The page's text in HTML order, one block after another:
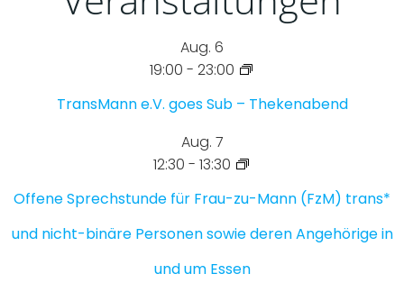
Aug. 6
19:00 - 23:00
TransMann e.V. goes Sub – Thekenabend
Aug. 7
12:30 - 13:30
Offene Sprechstunde für Frau-zu-Mann (FzM) trans*
und nicht-binäre Personen sowie deren Angehörige in
und um Essen